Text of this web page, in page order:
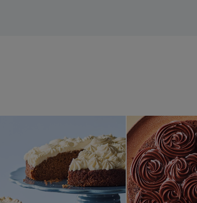
og ostecremeGræskarkage med nougat og hvid